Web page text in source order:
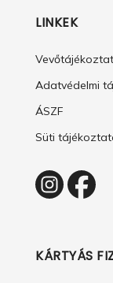
LINKEK
Adatvédelmi
ÁSZF
Süti
KÁRTYÁS